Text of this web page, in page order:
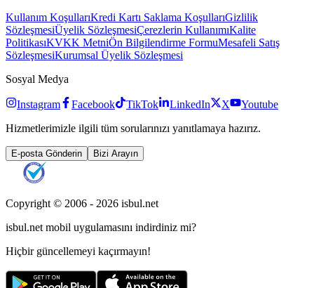
Kullanım KoşullarıKredi Kartı Saklama KoşullarıGizlilik
SözleşmesiÜyelik SözleşmesiÇerezlerin KullanımıKalite
PolitikasıKVKK MetniÖn Bilgilendirme FormuMesafeli Satış
SözleşmesiKurumsal Üyelik Sözleşmesi
Sosyal Medya
Instagram Facebook TikTok LinkedIn X
Youtube
Hizmetlerimizle ilgili tüm sorularınızı yanıtlamaya hazırız.
E-posta Gönderin Bizi Arayın
Copyright © 2006 - 2026 isbul.net
isbul.net mobil uygulamasını indirdiniz mi?
Hiçbir güncellemeyi kaçırmayın!